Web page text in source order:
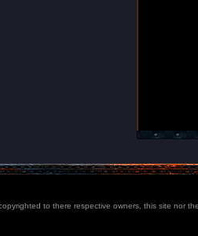
to there respective owners, this site nor